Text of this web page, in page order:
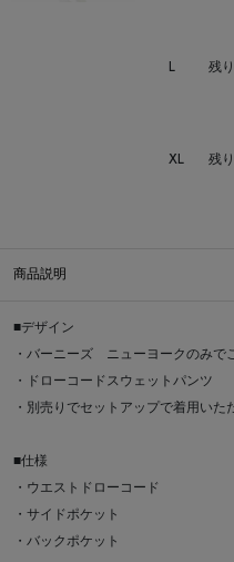
L 残
XL 残
商品説明
■デザイン
・バーニーズ ニューヨークのみで
・ドローコードスウェットパンツ
・別売りでセットアップで着用いた
■仕様
・ウエストドローコード
・サイドポケット
・バックポケット